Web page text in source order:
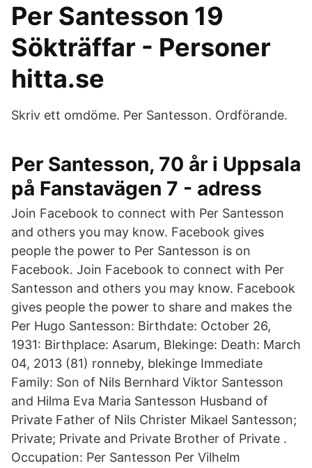
Per Santesson 19
Sökträffar - Personer
hitta.se
Skriv ett omdöme. Per Santesson. Ordförande.
Per Santesson, 70 år i Uppsala
på Fanstavägen 7 - adress
Join Facebook to connect with Per Santesson
and others you may know. Facebook gives
people the power to Per Santesson is on
Facebook. Join Facebook to connect with Per
Santesson and others you may know. Facebook
gives people the power to share and makes the
Per Hugo Santesson: Birthdate: October 26,
1931: Birthplace: Asarum, Blekinge: Death: March
04, 2013 (81) ronneby, blekinge Immediate
Family: Son of Nils Bernhard Viktor Santesson
and Hilma Eva Maria Santesson Husband of
Private Father of Nils Christer Mikael Santesson;
Private; Private and Private Brother of Private .
Occupation: Per Santesson Per Vilhelm